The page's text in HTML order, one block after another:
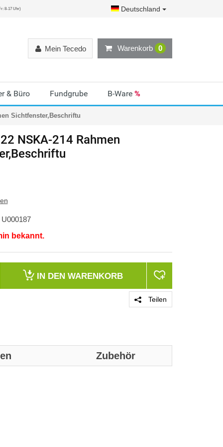
8-17 Uhr) Deutschland
Warenkorb 0
Mein Tecedo
& Büro Fundgrube B-Ware %
Sichtfenster,Beschriftu
NSKA-214 Rahmen
U000187
bekannt.
IN DEN WARENKORB
Teilen
Zubehör